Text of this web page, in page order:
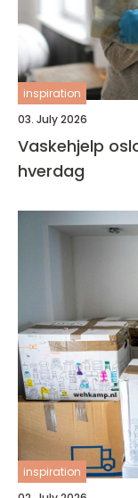
inspiration
03. July 2026
Vaskehjelp oslo slik får du en
hverdag
inspiration